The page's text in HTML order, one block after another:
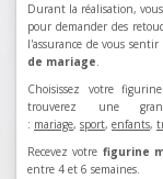
Durant la réalisation,
pour demander des
l'assurance de vous
de mariage.
Choisissez votre
trouverez une
: mariage, sport, enfants,
Recevez votre figurine
entre 4 et 6 semaines.